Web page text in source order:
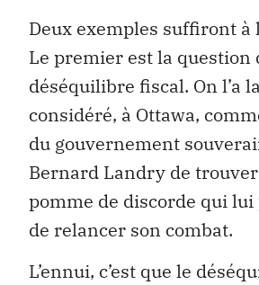
Deux exemples suffiront à
Le premier est la question
déséquilibre fiscal. On l’a
considéré, à Ottawa,
du gouvernement
Bernard Landry de
pomme de discorde qui
de relancer son combat.
L’ennui, c’est que le